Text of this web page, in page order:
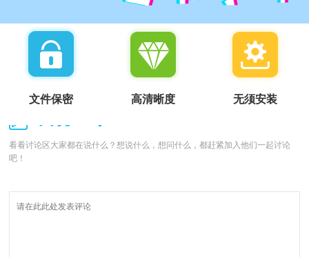
文件保密 高清晰度 无须安装
看看讨论区大家都在说什么？想说什么，想问什么，都赶紧加入他们一起讨论
吧！